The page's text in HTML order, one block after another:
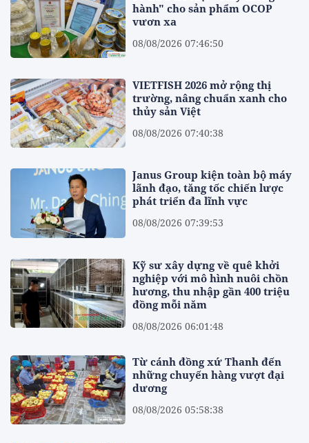
hành" cho sản phẩm OCOP
vươn xa
08/08/2026 07:46:50
VIETFISH 2026 mở rộng thị
trường, nâng chuẩn xanh cho
thủy sản Việt
08/08/2026 07:40:38
Janus Group kiện toàn bộ máy
lãnh đạo, tăng tốc chiến lược
phát triển đa lĩnh vực
08/08/2026 07:39:53
Kỹ sư xây dựng về quê khởi
nghiệp với mô hình nuôi chồn
hương, thu nhập gần 400 triệu
đồng mỗi năm
08/08/2026 06:01:48
Từ cánh đồng xứ Thanh đến
những chuyến hàng vượt đại
dương
08/08/2026 05:58:38